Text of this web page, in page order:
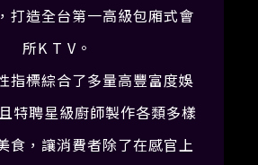
打造全台第一高級包廂式會
所K T V。
指標綜合了多量高豐富度娛
特聘星級廚師製作各類多樣
食，讓消費者除了在感官上